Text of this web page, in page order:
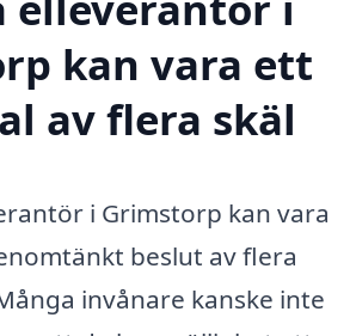
kan vara ett
av flera skäl
i Grimstorp kan vara
beslut av flera
invånare kanske inte